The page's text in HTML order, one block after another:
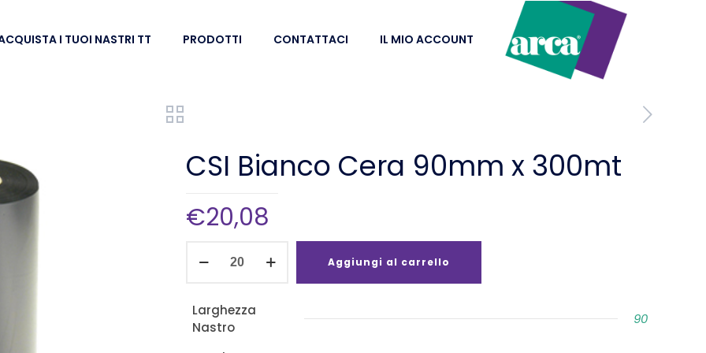
I TUOI NASTRI TT PRODOTTI CONTATTACI IL MIO ACCOUNT
CSI Bianco Cera 90mm x 300mt
€20,08
90mm
Aggiungi al carrello
Larghezza
Nastro
90